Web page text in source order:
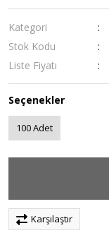
Kategori
Stok Kodu
Liste Fiyatı
Seçenekler
100 Adet
Karşılaştır